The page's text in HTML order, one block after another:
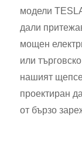
модели
дали
мощен
или
нашият
проектиран
от бързо